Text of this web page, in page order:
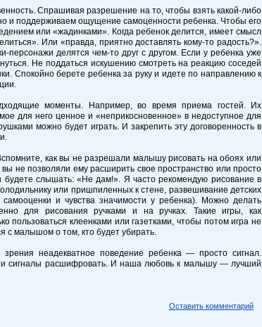
Спрашивая разрешение на то, чтобы взять какой-либо
и поддерживаем ощущение самоценности ребенка. Чтобы его
или «жадинками». Когда ребенок делится, имеет смысл
Или «правда, приятно доставлять кому-то радость?».
делятся чем-то друг с другом. Если у ребенка уже
Не поддаться искушению смотреть на реакцию соседей
Спокойно берете ребенка за руку и идете по направлению к
моменты. Например, во время приема гостей. Их
для него ценное и «неприкосновенное» в недоступное для
можно будет играть. И закрепить эту договоренность в
как вы не разрешали малышу рисовать на обоях или
не позволяли ему расширить свое пространство или просто
слышать: «Не дам!». Я часто рекомендую рисование в
или пришпиленных к стене, развешивание детских
и чувства значимости у ребенка). Можно делать
для рисования ручками и на ручках. Такие игры, как
пользоваться клеенками или газетками, чтобы потом игра не
с малышом о том, кто будет убирать.
неадекватное поведение ребенка — просто сигнал.
сигналы расшифровать. И наша любовь к малышу — лучший
Оставить комментарий